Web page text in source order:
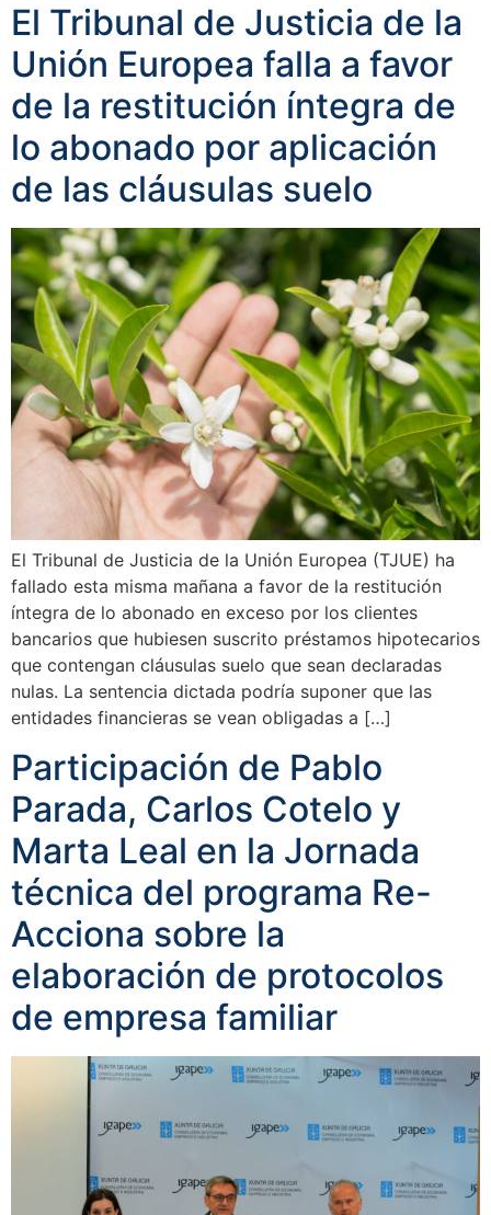
El Tribunal de Justicia de la
Unión Europea falla a favor
de la restitución íntegra de
lo abonado por aplicación
de las cláusulas suelo
El Tribunal de Justicia de la Unión Europea (TJUE) ha
fallado esta misma mañana a favor de la restitución
íntegra de lo abonado en exceso por los clientes
bancarios que hubiesen suscrito préstamos hipotecarios
que contengan cláusulas suelo que sean declaradas
nulas. La sentencia dictada podría suponer que las
entidades financieras se vean obligadas a […]
Participación de Pablo
Parada, Carlos Cotelo y
Marta Leal en la Jornada
técnica del programa Re-
Acciona sobre la
elaboración de protocolos
de empresa familiar